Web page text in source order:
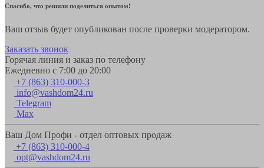
Спасибо, что решили поделиться опытом!
Ваш отзыв будет опубликован после проверки модератором.
Заказать звонок
Горячая линия и заказ по телефону
Ежедневно с 7:00 до 20:00
+7 (863) 310-000-3
info@vashdom24.ru
Telegram
Max
Ваш Дом Профи - отдел оптовых продаж
+7 (863) 310-000-4
opt@vashdom24.ru